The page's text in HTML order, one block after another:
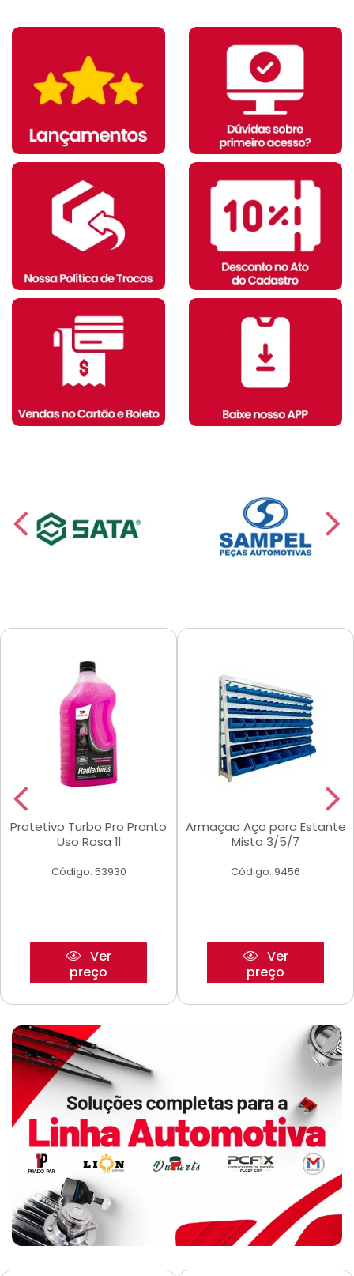
Protetivo Turbo Pro Pronto
Uso Rosa 1l
Código: 53930
Ver
preço
Armaçao Aço para Estante
Mista 3/5/7
Código: 9456
Ver
preço